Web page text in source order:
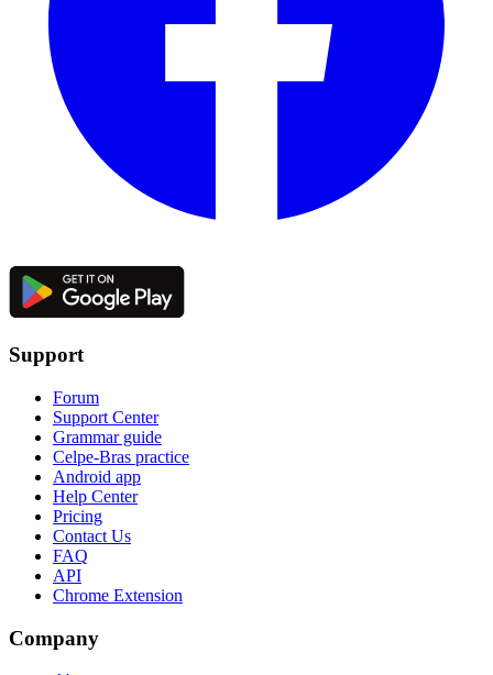
Support
Forum
Support Center
Grammar guide
Celpe-Bras practice
Android app
Help Center
Pricing
Contact Us
FAQ
API
Chrome Extension
Company